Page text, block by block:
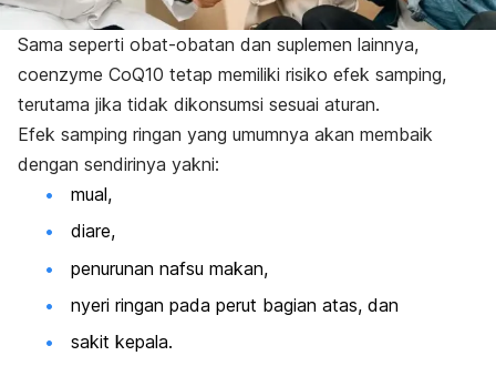
Sama seperti obat-obatan dan suplemen lainnya,
coenzyme CoQ10 tetap memiliki risiko efek samping,
terutama jika tidak dikonsumsi sesuai aturan.
Efek samping ringan yang umumnya akan membaik
dengan sendirinya yakni:
mual,
diare,
penurunan nafsu makan,
nyeri ringan pada perut bagian atas, dan
sakit kepala.